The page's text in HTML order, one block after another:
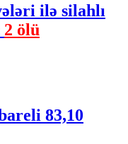
ilə silahlı
2 ölü
83,10